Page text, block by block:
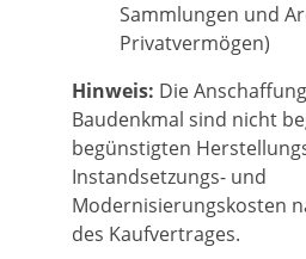
Sammlungen und
Privatvermögen)
Hinweis: Die
Baudenkmal sind nicht
begünstigten
Instandsetzungs- und
Modernisierungskosten
des Kaufvertrages.